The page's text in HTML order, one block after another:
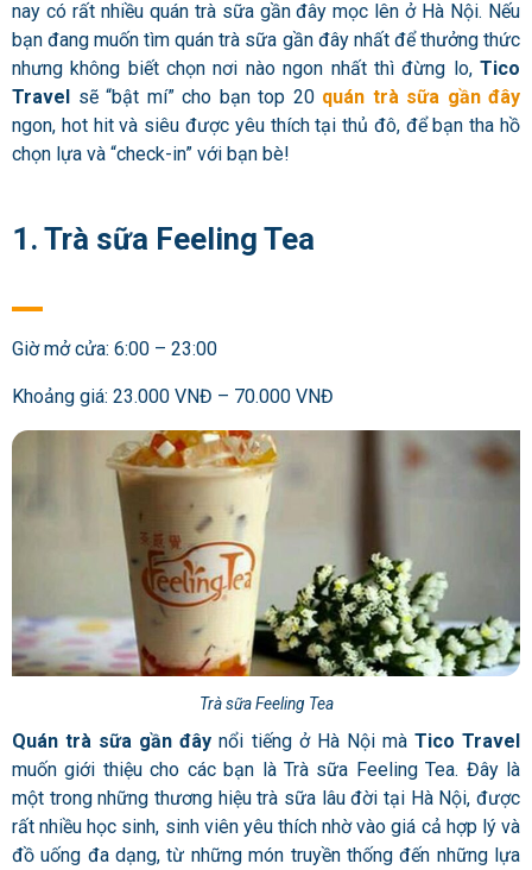
nay có rất nhiều quán trà sữa gần đây mọc lên ở Hà Nội. Nếu
bạn đang muốn tìm quán trà sữa gần đây nhất để thưởng thức
nhưng không biết chọn nơi nào ngon nhất thì đừng lo, Tico
Travel
sẽ “bật mí” cho bạn top 20 quán trà sữa gần đây
ngon, hot hit và siêu được yêu thích tại thủ đô, để bạn tha hồ
chọn lựa và “check-in” với bạn bè!
1. Trà sữa Feeling Tea
Giờ mở cửa: 6:00 – 23:00
Khoảng giá: 23.000 VNĐ – 70.000 VNĐ
Trà sữa Feeling Tea
Quán trà sữa gần đây nổi tiếng ở Hà Nội mà Tico Travel
muốn giới thiệu cho các bạn là Trà sữa Feeling Tea. Đây là
một trong những thương hiệu trà sữa lâu đời tại Hà Nội, được
rất nhiều học sinh, sinh viên yêu thích nhờ vào giá cả hợp lý và
đồ uống đa dạng, từ những món truyền thống đến những lựa